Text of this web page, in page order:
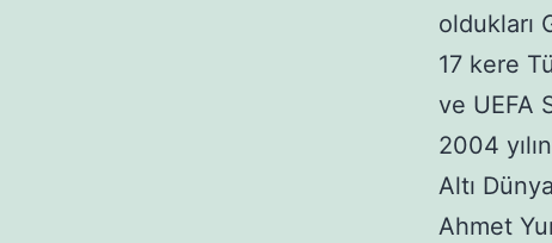
oldukları
17 kere
ve UEFA
2004
Altı
Ahmet